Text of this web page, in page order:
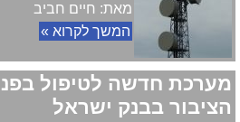
מאת: חיים חביב
המשך לקרוא »
מערכת חדשה לטיפול
הציבור בבנק ישראל